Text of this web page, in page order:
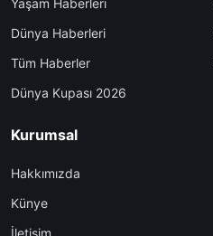
Dünya Haberleri
Tüm Haberler
Dünya Kupası 2026
Kurumsal
Hakkımızda
Künye
İletişim